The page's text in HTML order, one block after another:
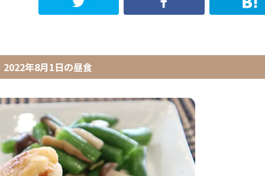
2022年8月1日の昼食